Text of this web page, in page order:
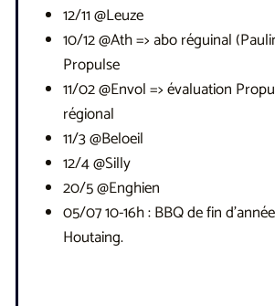
12/11 @Leuze
10/12 @Ath => abo réguinal
Propulse
11/02 @Envol => évaluation
régional
11/3 @Beloeil
12/4 @Silly
20/5 @Enghien
05/07 10-16h : BBQ de fin
Houtaing.